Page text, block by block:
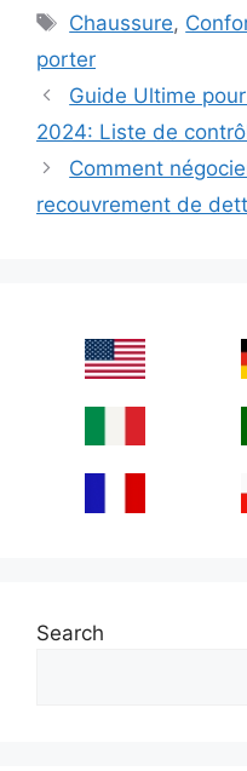
Tags
Chaussure,
porter
Guide Ultime
2024: Liste de
Comment
recouvrement de
Search